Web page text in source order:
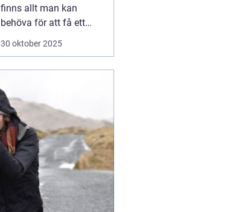
finns allt man kan
behöva för att få ett
perfekt körkorts- eller ID-
foto till ditt pass eller id-
kort,...
30 oktober 2025